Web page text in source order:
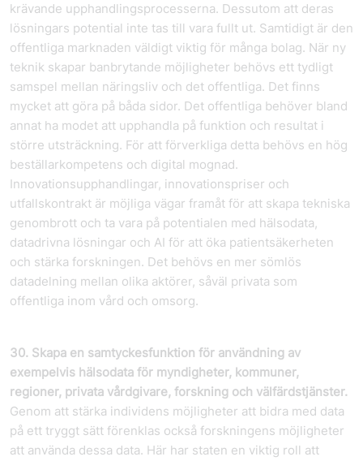
krävande upphandlingsprocesserna. Dessutom att deras
lösningars potential inte tas till vara fullt ut. Samtidigt är den
offentliga marknaden väldigt viktig för många bolag. När ny
teknik skapar banbrytande möjligheter behövs ett tydligt
samspel mellan näringsliv och det offentliga. Det finns
mycket att göra på båda sidor. Det offentliga behöver bland
annat ha modet att upphandla på funktion och resultat i
större utsträckning. För att förverkliga detta behövs en hög
beställarkompetens och digital mognad.
Innovationsupphandlingar, innovationspriser och
utfallskontrakt är möjliga vägar framåt för att skapa tekniska
genombrott och ta vara på potentialen med hälsodata,
datadrivna lösningar och AI för att öka patient­säkerheten
och stärka forskningen. Det behövs en mer sömlös
datadelning mellan olika aktörer, såväl privata som
offentliga inom vård och omsorg.
30. Skapa en samtyckesfunktion för användning av
exempelvis hälsodata för myndigheter, kommuner,
regioner, privata vårdgivare, forskning och välfärdstjänster.
Genom att stärka individens möjligheter att bidra med data
på ett tryggt sätt förenklas också forskningens möjligheter
att använda dessa data. Här har staten en viktig roll att